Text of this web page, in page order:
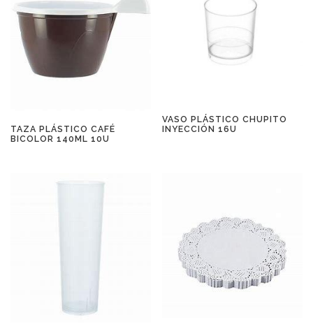
TAZA PLÁSTICO CAFÉ
BICOLOR 140ML 10U
VASO PLÁSTICO CHUPITO
INYECCIÓN 16U